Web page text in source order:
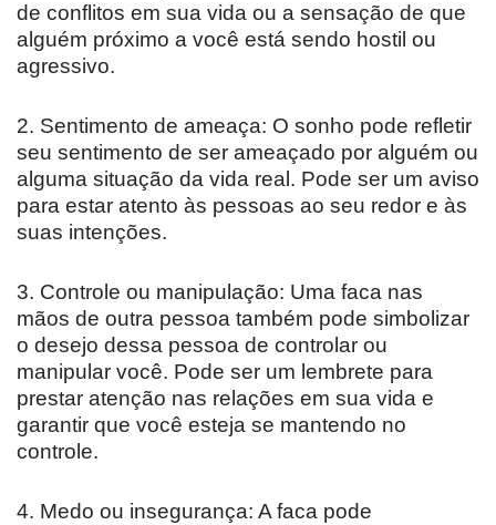
de conflitos em sua vida ou a sensação de que
alguém próximo a você está sendo hostil ou
agressivo.
2. Sentimento de ameaça: O sonho pode refletir
seu sentimento de ser ameaçado por alguém ou
alguma situação da vida real. Pode ser um aviso
para estar atento às pessoas ao seu redor e às
suas intenções.
3. Controle ou manipulação: Uma faca nas
mãos de outra pessoa também pode simbolizar
o desejo dessa pessoa de controlar ou
manipular você. Pode ser um lembrete para
prestar atenção nas relações em sua vida e
garantir que você esteja se mantendo no
controle.
4. Medo ou insegurança: A faca pode